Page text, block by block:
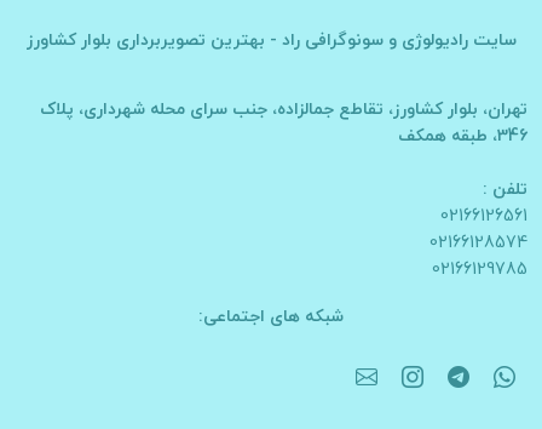
سایت رادیولوژی و سونوگرافی راد - بهترین تصویربرداری بلوار کشاورز
تهران، بلوار کشاورز، تقاطع جمالزاده، جنب سرای محله شهرداری، پلاک
346، طبقه همکف
تلفن :
02166126561
02166128574
02166129785
شبکه های اجتماعی: